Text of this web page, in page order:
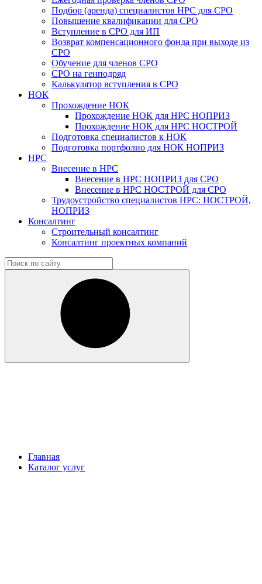
Подбор (аренда) специалистов НРС для СРО
Повышение квалификации для СРО
Вступление в СРО для ИП
Возврат компенсационного фонда при выходе из
СРО
Обучение для членов СРО
СРО на генподряд
Калькулятор вступления в СРО
НОК
Прохождение НОК
Прохождение НОК для НРС НОПРИЗ
Прохождение НОК для НРС НОСТРОЙ
Подготовка специалистов к НОК
Подготовка портфолио для НОК НОПРИЗ
НРС
Внесение в НРС
Внесение в НРС НОПРИЗ для СРО
Внесение в НРС НОСТРОЙ для СРО
Трудоустройство специалистов НРС: НОСТРОЙ,
НОПРИЗ
Консалтинг
Строительный консалтинг
Консалтинг проектных компаний
Главная
Каталог услуг